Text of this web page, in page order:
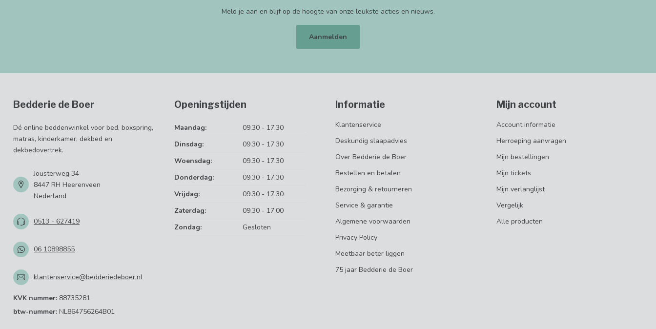
Meld je aan en blijf op de hoogte van onze leukste acties en nieuws.
Aanmelden
Bedderie de Boer
Dé online beddenwinkel voor bed, boxspring,
matras, kinderkamer, dekbed en
dekbedovertrek.
Jousterweg 34
8447 RH Heerenveen
Nederland
0513 - 627419
06 10898855
klantenservice@bedderiedeboer.nl
KVK nummer: 88735281
btw-nummer: NL864756264B01
Openingstijden
Maandag:
09.30 - 17.30
Dinsdag:
09.30 - 17.30
Woensdag:
09.30 - 17.30
Donderdag:
09.30 - 17.30
Vrijdag:
09.30 - 17.30
Zaterdag:
09.30 - 17.00
Zondag:
Gesloten
Informatie
Klantenservice
Deskundig slaapadvies
Over Bedderie de Boer
Bestellen en betalen
Bezorging & retourneren
Service & garantie
Algemene voorwaarden
Privacy Policy
Meetbaar beter liggen
75 jaar Bedderie de Boer
Mijn account
Account informatie
Herroeping aanvragen
Mijn bestellingen
Mijn tickets
Mijn verlanglijst
Vergelijk
Alle producten